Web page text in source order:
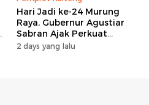
Hari Jadi ke-24 Murung
Raya, Gubernur Agustiar
Sabran Ajak Perkuat
Sinergi Pembangunan
2 days yang lalu